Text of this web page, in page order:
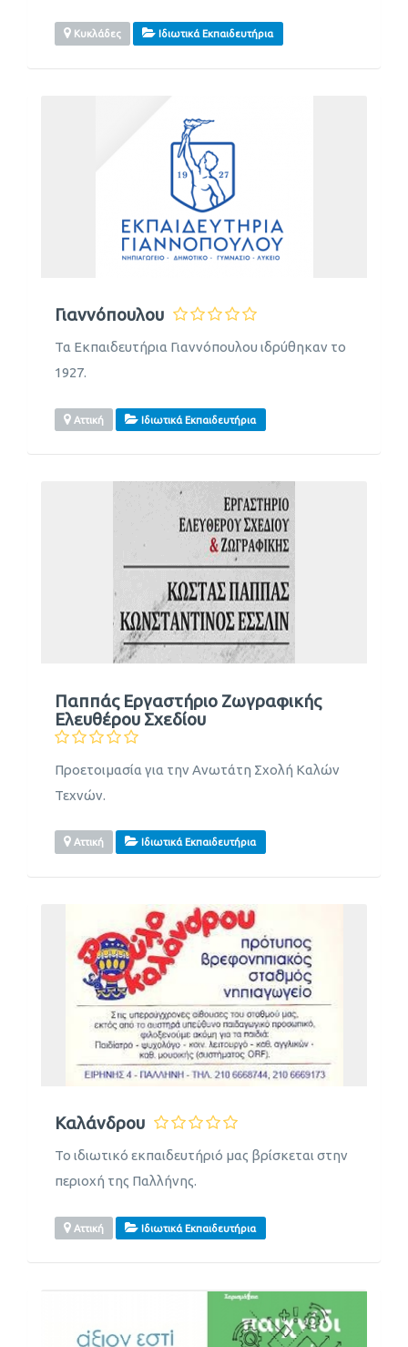
Κυκλάδες Ιδιωτικά Εκπαιδευτήρια
Γιαννόπουλου
Τα Εκπαιδευτήρια Γιαννόπουλου ιδρύθηκαν το
1927.
Αττική Ιδιωτικά Εκπαιδευτήρια
Παππάς Εργαστήριο Ζωγραφικής
Ελευθέρου Σχεδίου
Προετοιμασία για την Ανωτάτη Σχολή Καλών
Τεχνών.
Αττική Ιδιωτικά Εκπαιδευτήρια
Καλάνδρου
Το ιδιωτικό εκπαιδευτήριό μας βρίσκεται στην
περιοχή της Παλλήνης.
Αττική Ιδιωτικά Εκπαιδευτήρια